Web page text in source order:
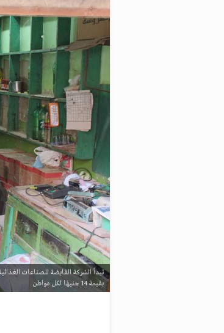
تبدأ الشركة القابضة للصناعات
بقيمة 14 جنيهًا لكل مواطن